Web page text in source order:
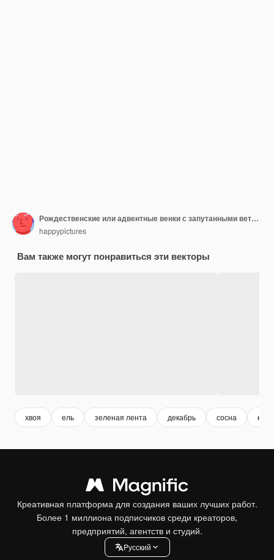
Рождественские или адвентные венки с запутанными ветвями елки и декоративными луками и лентами
happypictures
Вам также могут понравиться эти векторы
хвоя ель зеленая лента декабрь сосна
Креативная платформа для создания ваших лучших работ.
Более 1 миллиона подписчиков среди креаторов,
предприятий, агентств и студий.
Pусский